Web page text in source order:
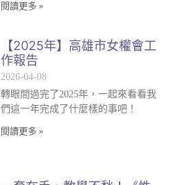
閱讀更多 »
【2025年】高雄市女權會工
作報告
2026-04-08
轉眼間過完了2025年，一起來看看我
們這一年完成了什麼樣的事吧！
閱讀更多 »